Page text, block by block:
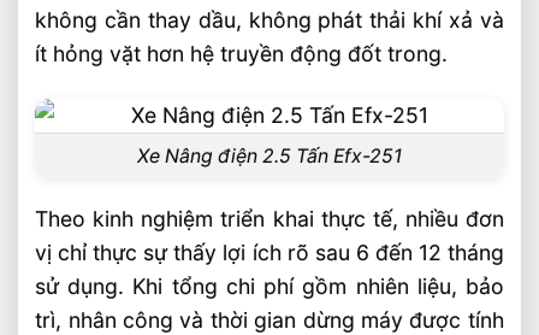
không cần thay dầu, không phát thải khí xả và
ít hỏng vặt hơn hệ truyền động đốt trong.
Xe Nâng điện 2.5 Tấn Efx-251
Theo kinh nghiệm triển khai thực tế, nhiều đơn
vị chỉ thực sự thấy lợi ích rõ sau 6 đến 12 tháng
sử dụng. Khi tổng chi phí gồm nhiên liệu, bảo
trì, nhân công và thời gian dừng máy được tính